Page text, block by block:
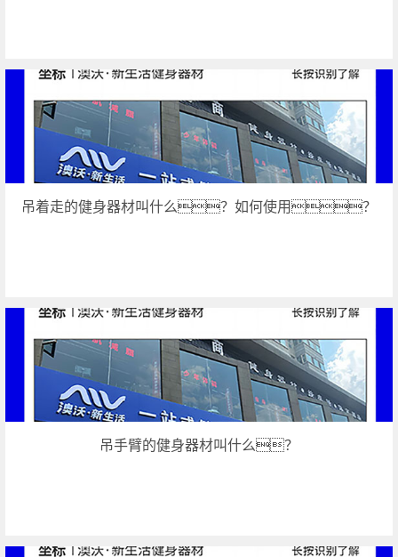
吊着走的健身器材叫什么？如何使用？
吊手臂的健身器材叫什么？